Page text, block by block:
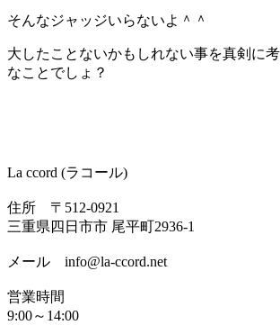
そんなジャッジいらないよ＾＾
大したことないかもしれない事を真剣に
なことでしょ？
La ccord (ラコール)
住所 〒512-0921
三重県四日市市 尾平町2936-1
メール info@la-ccord.net
営業時間
9:00～14:00